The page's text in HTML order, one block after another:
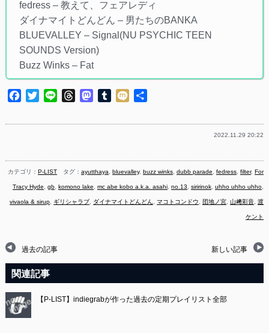
fedress – 教えて、フェアレディ
ダイナマイトどんどん – 男たちのBANKA
BLUEVALLEY – Signal(NU PSYCHIC TEEN
SOUNDS Version)
Buzz Winks – Fat
Facebook
TwitterLine ThreadsMastodon
Tumblr
Mixi
2022.11.29 20:22
カテゴリ：P-LIST タグ：ayutthaya ,bluevalley,buzz winks ,dubb parade ,fedress ,filter,For
Tracy Hyde ,gb ,komono lake ,mc abe kobo a.k.a. asahi ,no.13 ,siririnok ,uhho uhho uhho
vivaola & sirup ギリシャラブ ダイナマイトどんどん ,マコトコンドウ 団地ノ宮 ,山﨑彩音 ,渡
ケント
過去の記事 新しい記事
関連記事
【P-LIST】indiegrabが作った過去の定期プレイリスト全部